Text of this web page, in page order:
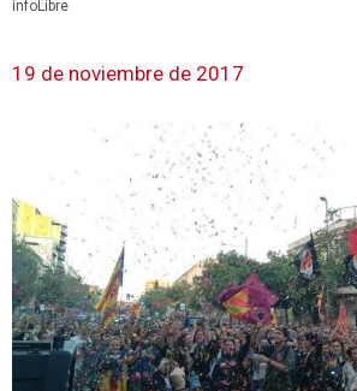
infoLibre
19 de noviembre de 2017